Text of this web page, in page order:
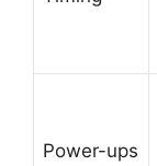
Power-ups